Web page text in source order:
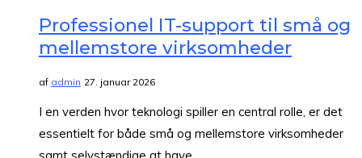
Professionel IT-support til små og
mellemstore virksomheder
af admin 27. januar 2026
I en verden hvor teknologi spiller en central rolle, er det
essentielt for både små og mellemstore virksomheder